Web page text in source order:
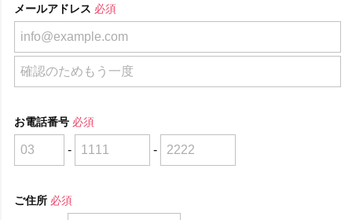
メールアドレス 必須
お電話番号 必須
- -
ご住所 必須